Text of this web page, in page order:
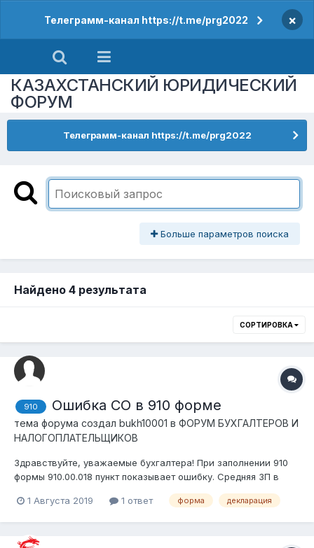
Телеграмм-канал https://t.me/prg2022 ×
КАЗАХСТАНСКИЙ ЮРИДИЧЕСКИЙ
ФОРУМ
Телеграмм-канал https://t.me/prg2022
Больше параметров поиска
Найдено 4 результата
СОРТИРОВКА
910 Ошибка СО в 910 форме
тема форума создал bukh10001 в ФОРУМ БУХГАЛТЕРОВ И
НАЛОГОПЛАТЕЛЬЩИКОВ
Здравствуйте, уважаемые бухгалтера! При заполнении 910
формы 910.00.018 пункт показывает ошибку. Средняя ЗП в
директора 600,000, а бухгалтера 42500. Так как ЗП
1 Августа 2019 1 ответ форма декларация